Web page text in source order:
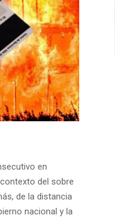
en
del sobre
de la distancia
nacional y la